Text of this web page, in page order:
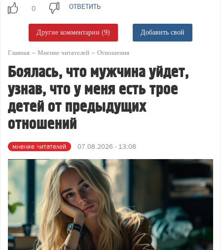
ОТВЕТИТЬ
Другие комментарии (9) Добавить свой
Главная Мнение читателей Отношения
Боялась, что мужчина уйдет,
узнав, что у меня есть трое
детей от предыдущих
отношений
мнение читателей 07.08.2026 - 13:08